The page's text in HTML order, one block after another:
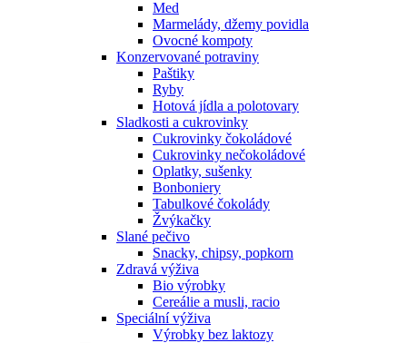
Med
Marmelády, džemy povidla
Ovocné kompoty
Konzervované potraviny
Paštiky
Ryby
Hotová jídla a polotovary
Sladkosti a cukrovinky
Cukrovinky čokoládové
Cukrovinky nečokoládové
Oplatky, sušenky
Bonboniery
Tabulkové čokolády
Žvýkačky
Slané pečivo
Snacky, chipsy, popkorn
Zdravá výživa
Bio výrobky
Cereálie a musli, racio
Speciální výživa
Výrobky bez laktozy